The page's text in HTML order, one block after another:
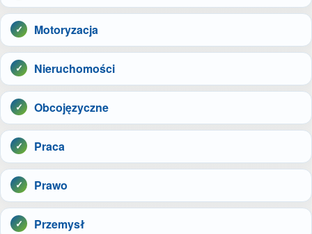
Motoryzacja
Nieruchomości
Obcojęzyczne
Praca
Prawo
Przemysł